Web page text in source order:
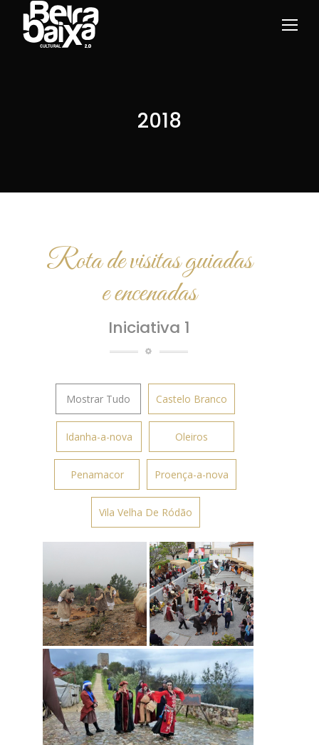
2018
Rota de visitas guiadas
e encenadas
Iniciativa 1
Mostrar Tudo Castelo Branco
Idanha-a-nova Oleiros
Penamacor Proença-a-nova
Vila Velha De Ródão